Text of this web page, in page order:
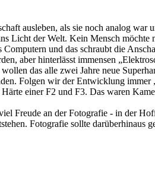
ausleben, als sie noch analog
Licht der Welt. Kein Mensch
Computern und das schraubt die
aber hinterlässt immensen
das alle zwei Jahre neue
Folgen wir der Entwicklung immer
einer F2 und F3. Das waren
Freude an der Fotografie - in der
Fotografie sollte darüberhinaus